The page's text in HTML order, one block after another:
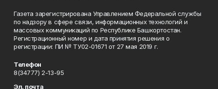
Газета зарегистрирована Управлением Федеральной службы
по надзору в сфере связи, информационных технологий и
массовых коммуникаций по Республике Башкортостан.
Регистрационный номер и дата принятия решения о
регистрации: ПИ № ТУ02-01671 от 27 мая 2019 г.
Телефон
8(34777) 2-13-95
Эл. почта